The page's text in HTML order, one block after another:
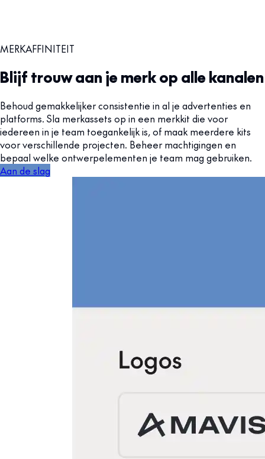
MERKAFFINITEIT
Blijf trouw aan je merk op alle kanalen
Behoud gemakkelijker consistentie in al je advertenties en
platforms. Sla merkassets op in een merkkit die voor
iedereen in je team toegankelijk is, of maak meerdere kits
voor verschillende projecten. Beheer machtigingen en
bepaal welke ontwerpelementen je team mag gebruiken.
Aan de slag